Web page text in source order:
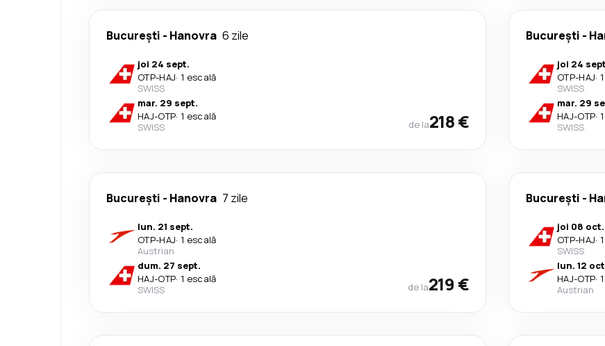
București - Hanovra 6 zile
joi 24 sept.
OTP-HAJ· 1 escală
SWISS
mar. 29 sept.
HAJ-OTP· 1 escală
SWISS
de la218 €
București -
joi 24
OTP-HAJ·
SWISS
mar. 29
HAJ-OTP·
SWISS
București - Hanovra 7 zile
lun. 21 sept.
OTP-HAJ· 1 escală
Austrian
dum. 27 sept.
HAJ-OTP· 1 escală
SWISS
de la219 €
București -
joi 08 oct.
OTP-HAJ·
SWISS
lun. 12
HAJ-OTP·
Austrian